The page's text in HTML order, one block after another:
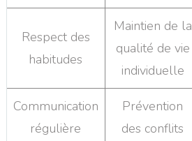
Respect des
habitudes
Maintien de la
qualité de vie
individuelle
Communication
régulière
Prévention
des conflits